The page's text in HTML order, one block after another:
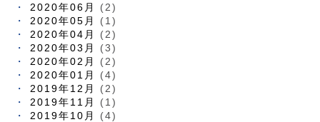
2020年06月
(2)
2020年05月
(1)
2020年04月
(2)
2020年03月
(3)
2020年02月
(2)
2020年01月
(4)
2019年12月
(2)
2019年11月
(1)
2019年10月
(4)